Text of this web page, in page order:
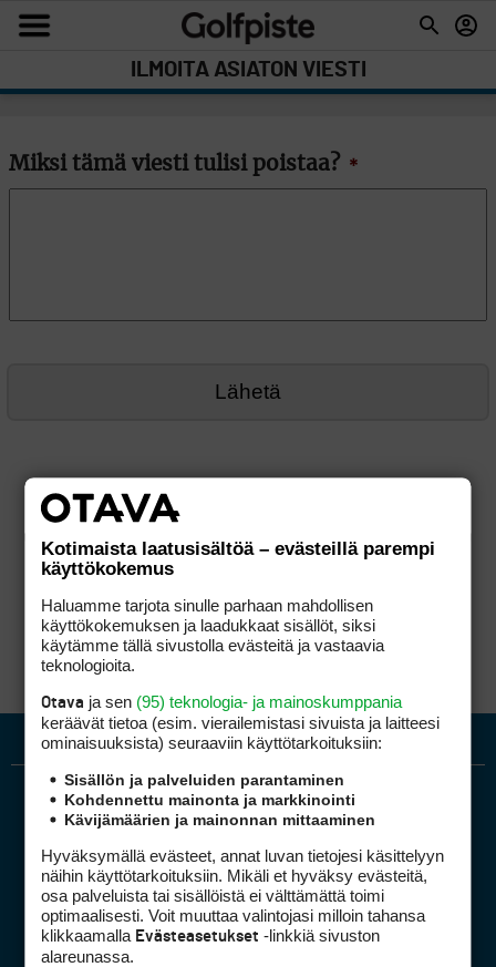
ILMOITA ASIATON VIESTI
Miksi tämä viesti tulisi poistaa? *
Golfpiste mediakortti
Kotimaista laatusisältöä – evästeillä parempi
käyttökokemus
Haluamme tarjota sinulle parhaan mahdollisen
käyttökokemuksen ja laadukkaat sisällöt, siksi
käytämme tällä sivustolla evästeitä ja vastaavia
teknologioita.
Otava ja sen (95) teknologia- ja mainoskumppania
keräävät tietoa (esim. vierailemis­tasi sivuista ja laitteesi
ominaisuuk­sista) seuraaviin käyttötarkoituksiin:
Sisällön ja palveluiden parantaminen
Kohdennettu mainonta ja markkinointi
Kävijämäärien ja mainonnan mittaaminen
Hyväksymällä evästeet, annat luvan tietojesi käsittelyyn
näihin käyttötarkoituksiin. Mikäli et hyväksy evästeitä,
osa palveluista tai sisällöistä ei välttämättä toimi
optimaalisesti. Voit muuttaa valintojasi milloin tahansa
klikkaamalla Evästeasetukset -linkkiä sivuston
alareunassa.